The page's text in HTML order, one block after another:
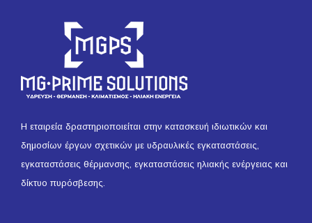
Η εταιρεία δραστηριοποιείται στην κατασκευή ιδιωτικών και
δημοσίων έργων σχετικών με υδραυλικές εγκαταστάσεις,
εγκαταστάσεις θέρμανσης, εγκαταστάσεις ηλιακής ενέργειας και
δίκτυο πυρόσβεσης.